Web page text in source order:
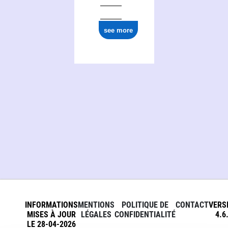
see more
INFORMATIONS
MISES À JOUR
LE 28-04-2026
MENTIONS
LÉGALES
POLITIQUE DE
CONFIDENTIALITÉ
CONTACT